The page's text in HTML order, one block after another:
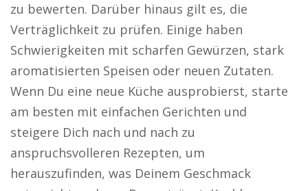
zu bewerten. Darüber hinaus gilt es, die
Verträglichkeit zu prüfen. Einige haben
Schwierigkeiten mit scharfen Gewürzen, stark
aromatisierten Speisen oder neuen Zutaten.
Wenn Du eine neue Küche ausprobierst, starte
am besten mit einfachen Gerichten und
steigere Dich nach und nach zu
anspruchsvolleren Rezepten, um
herauszufinden, was Deinem Geschmack